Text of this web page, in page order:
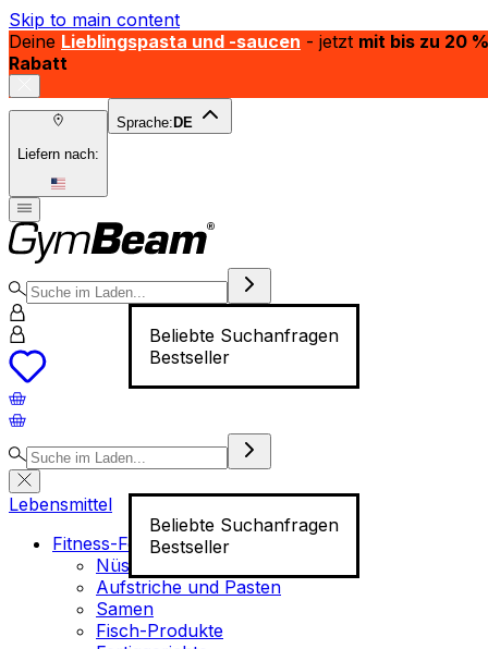
Skip to main content
Deine Lieblingspasta und -saucen - jetzt mit bis zu 20 %
Rabatt
Liefern nach:
Sprache: DE
Beliebte Suchanfragen
Bestseller
Beliebte Suchanfragen
Bestseller
Lebensmittel
Fitness-Food
Nüsse
Aufstriche und Pasten
Samen
Fisch-Produkte